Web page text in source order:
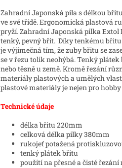
Zahradní Japonská pila s délkou
ve své třídě. Ergonomická plastová
pryží. Zahradní Japonská pilka
tenký, pevný břit. Díky tenkému
je výjimečná tím, že zuby břitu se
se v řezu tolik neohýbá. Tenký
nebo těsně u země. Kromě řezání
materiály plastových a umělých
plastové materiály je nejen pro
Technické údaje
délka břitu 220mm
celková délka pilky 380mm
rukojeť potažená
tenký plátek břitu
použití na přesné a čisté